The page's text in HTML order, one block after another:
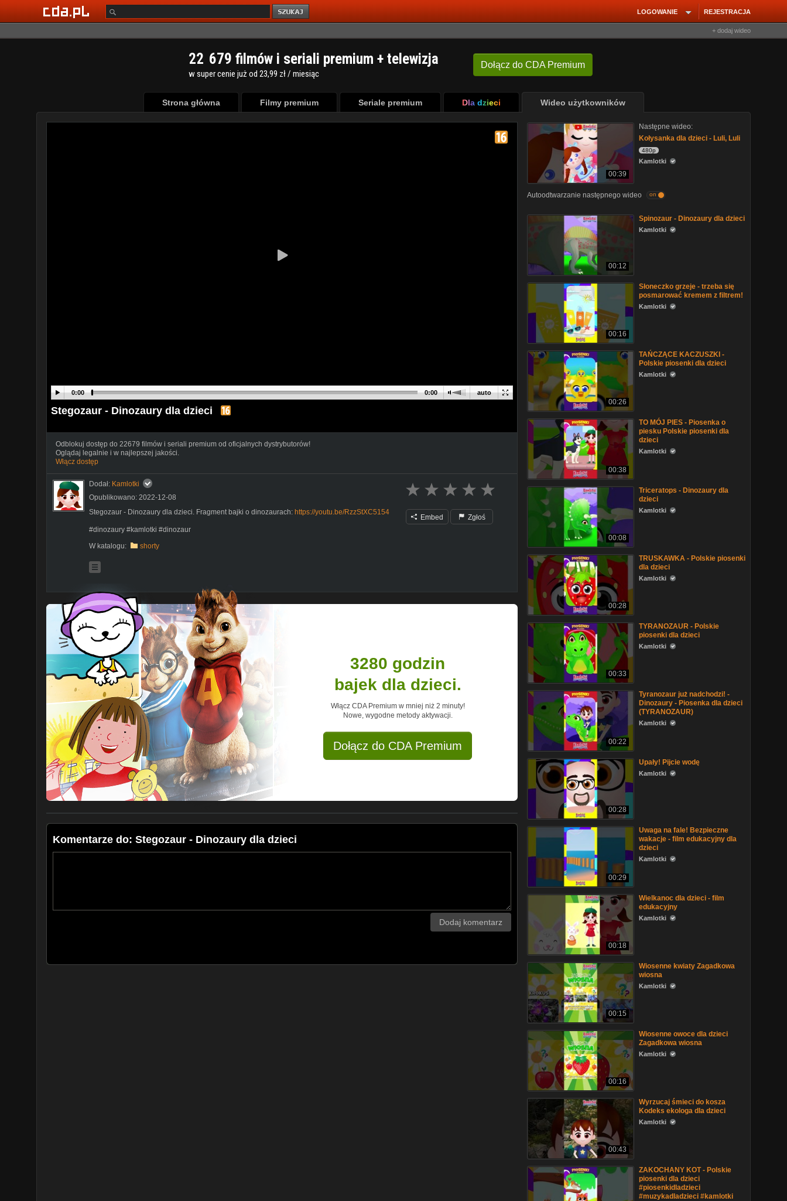
REJESTRACJA
LOGOWANIE
+ dodaj wideo
Dołącz do CDA Premium
22 679 filmów i seriali premium + telewizja
w super cenie już od 23,99 zł / miesiąc
Strona główna Filmy premium Seriale premium Dla dzieci Wideo użytkowników
auto
0:00 0:00
Stegozaur - Dinozaury dla dzieci
Odblokuj dostęp do 22679 filmów i seriali premium od oficjalnych dystrybutorów!
Oglądaj legalnie i w najlepszej jakości.
Włącz dostęp
Dodał: Kamlotki
Opublikowano: 2022-12-08
Stegozaur - Dinozaury dla dzieci. Fragment bajki o dinozaurach: https://youtu.be/RzzStXC5154
#dinozaury #kamlotki #dinozaur
W katalogu:
shorty
Embed Zgłoś
3280 godzin
bajek dla dzieci.
Włącz CDA Premium w mniej niż 2 minuty!
Nowe, wygodne metody aktywacji.
Dołącz do CDA Premium
Komentarze do: Stegozaur - Dinozaury dla dzieci
Dodaj komentarz
00:39
Następne wideo:
Kołysanka dla dzieci - Luli, Luli
480p
Kamlotki
Autoodtwarzanie następnego wideo on
00:12
Spinozaur - Dinozaury dla dzieci
Kamlotki
00:16
Słoneczko grzeje - trzeba się
posmarować kremem z filtrem!
Kamlotki
00:26
TAŃCZĄCE KACZUSZKI -
Polskie piosenki dla dzieci
Kamlotki
00:38
TO MÓJ PIES - Piosenka o
piesku Polskie piosenki dla
dzieci
Kamlotki
00:08
Triceratops - Dinozaury dla
dzieci
Kamlotki
00:28
TRUSKAWKA - Polskie piosenki
dla dzieci
Kamlotki
00:33
TYRANOZAUR - Polskie
piosenki dla dzieci
Kamlotki
00:22
Tyranozaur już nadchodzi! -
Dinozaury - Piosenka dla dzieci
(TYRANOZAUR)
Kamlotki
00:28
Upały! Pijcie wodę
Kamlotki
00:29
Uwaga na fale! Bezpieczne
wakacje - film edukacyjny dla
dzieci
Kamlotki
00:18
Wielkanoc dla dzieci - film
edukacyjny
Kamlotki
00:15
Wiosenne kwiaty Zagadkowa
wiosna
Kamlotki
00:16
Wiosenne owoce dla dzieci
Zagadkowa wiosna
Kamlotki
00:43
Wyrzucaj śmieci do kosza
Kodeks ekologa dla dzieci
Kamlotki
ZAKOCHANY KOT - Polskie
piosenki dla dzieci
#piosenkidladzieci
#muzykadladzieci #kamlotki